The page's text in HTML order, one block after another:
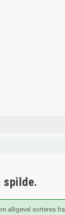
spilde.
alligevel sorteres